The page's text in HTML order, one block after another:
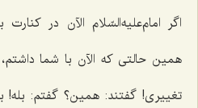
اگر امام‌علیه‌السّلام الآن در
همین حالتی كه الآن با شما
تغییری! گفتند: همین؟ گفتم: بله!